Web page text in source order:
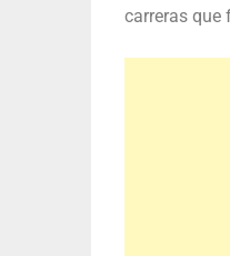
carreras que